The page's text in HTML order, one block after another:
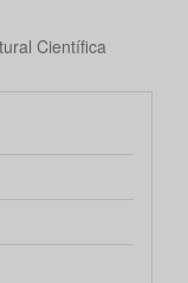
Científica